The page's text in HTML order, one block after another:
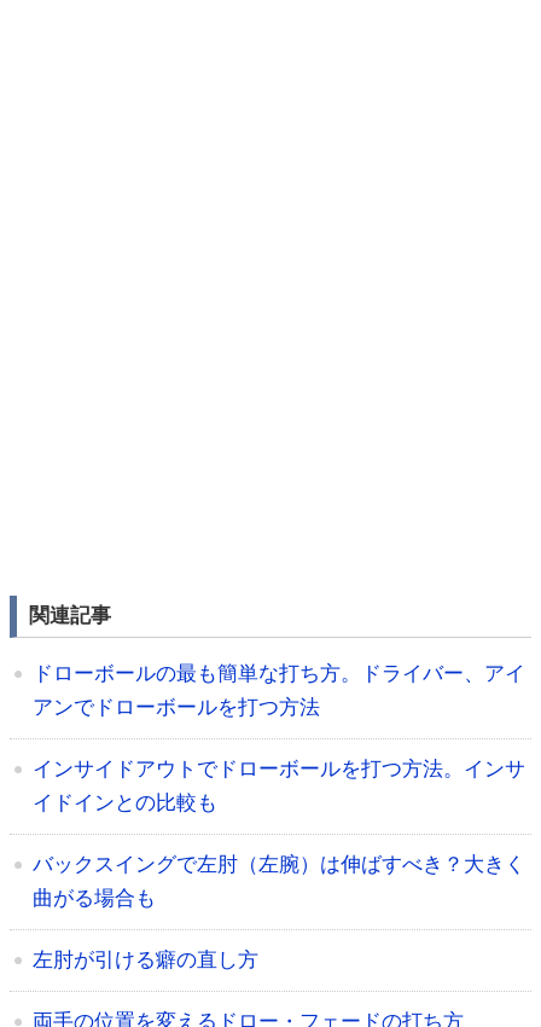
関連記事
ドローボールの最も簡単な打ち方。ドライバー、アイ
アンでドローボールを打つ方法
インサイドアウトでドローボールを打つ方法。インサ
イドインとの比較も
バックスイングで左肘（左腕）は伸ばすべき？大きく
曲がる場合も
左肘が引ける癖の直し方
両手の位置を変えるドロー・フェードの打ち方